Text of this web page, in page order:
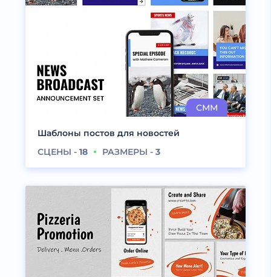
Шаблоны постов для новостей
СЦЕНЫ - 18 РАЗМЕРЫ - 3